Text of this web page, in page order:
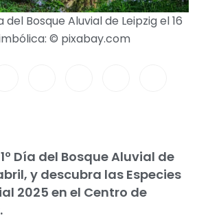
Bosque Aluvial de Leipzig el 16
© pixabay.com
Día del Bosque Aluvial de
y descubra las Especies
2025 en el Centro de